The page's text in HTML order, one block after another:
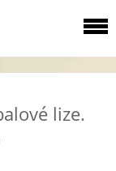
lize.